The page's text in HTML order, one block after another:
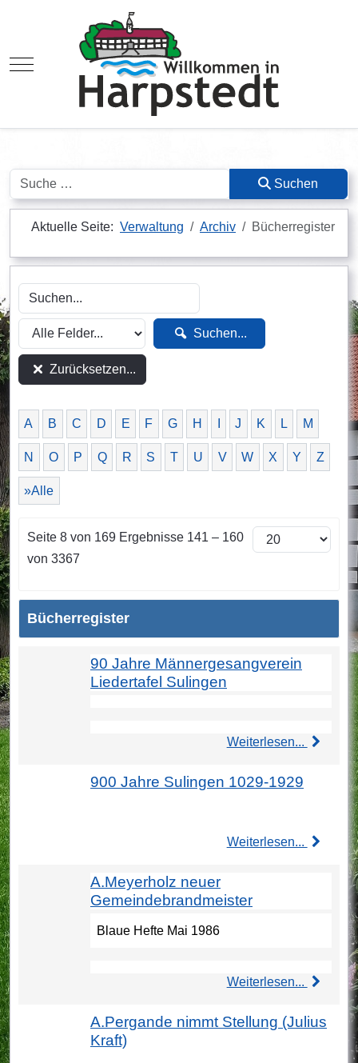
Mobile Menu Toggle
Suchen Suchen
Aktuelle Seite: Verwaltung Archiv Bücherregister
Suchen...
Zurücksetzen...
A B C D E F G H J K L M
N O P Q R S T U V W X Y Z
»Alle
Seite 8 von 169 Ergebnisse 141 – 160
von 3367
Bücherregister
90 Jahre Männergesangverein
Liedertafel Sulingen
Weiterlesen...
900 Jahre Sulingen 1029-1929
Weiterlesen...
A.Meyerholz neuer
Gemeindebrandmeister
Blaue Hefte Mai 1986
Weiterlesen...
A.Pergande nimmt Stellung (Julius
Kraft)